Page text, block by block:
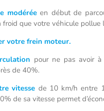
modérée en début de
froid que votre véhicule
votre frein moteur.
pour ne pas avoir à
de 40%.
vitesse de 10 km/h entre
de sa vitesse permet